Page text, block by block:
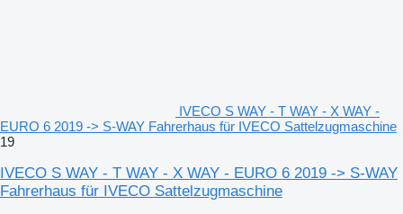
IVECO S WAY - T WAY - X WAY -
EURO 6 2019 -> S-WAY Fahrerhaus für IVECO Sattelzugmaschine
19
IVECO S WAY - T WAY - X WAY - EURO 6 2019 -> S-WAY
Fahrerhaus für IVECO Sattelzugmaschine